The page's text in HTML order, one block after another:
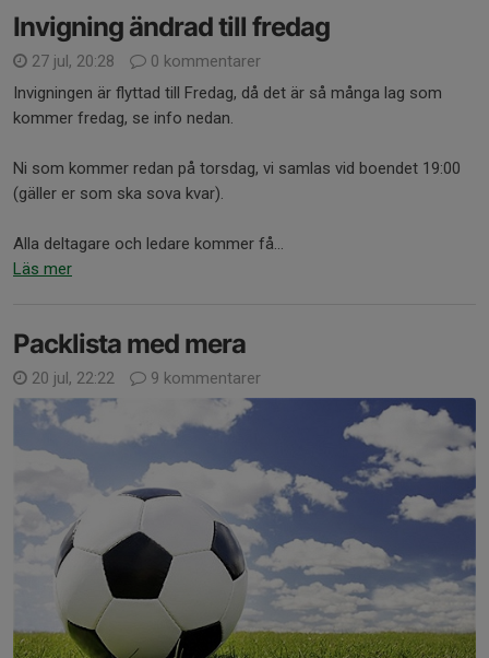
Invigning ändrad till fredag
27 jul, 20:28
0 kommentarer
Invigningen är flyttad till Fredag, då det är så många lag som
kommer fredag, se info nedan.
Ni som kommer redan på torsdag, vi samlas vid boendet 19:00
(gäller er som ska sova kvar).
Alla deltagare och ledare kommer få...
Läs mer
Packlista med mera
20 jul, 22:22 9 kommentarer